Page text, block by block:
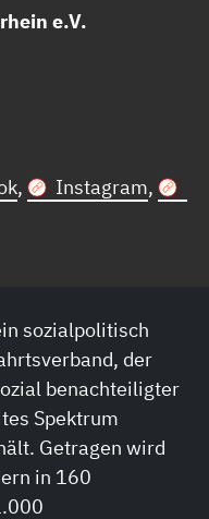
e.V.
, Instagram,
sozialpolitisch
der
benachteiligter
Spektrum
Getragen wird
in 160